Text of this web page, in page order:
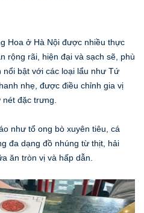
Hoa ở Hà Nội được nhiều thực
rộng rãi, hiện đại và sạch sẽ, phù
nổi bật với các loại lẩu như Tứ
nhẹ, được điều chỉnh gia vị
đặc trưng.
như tổ ong bò xuyên tiêu, cá
đa dạng đồ nhúng từ thịt, hải
ăn tròn vị và hấp dẫn.